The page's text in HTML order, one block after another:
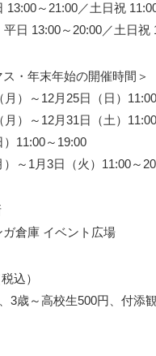
13:00～21:00／土日祝
平日 13:00～20:00／土日祝
ス・年末年始の開催時間＞
月）～12月25日（日）
月）～12月31日（土）
）11:00～19:00
）～1月3日（火）11:00～
倉庫 イベント広場
込）
3歳～高校生500円、付添